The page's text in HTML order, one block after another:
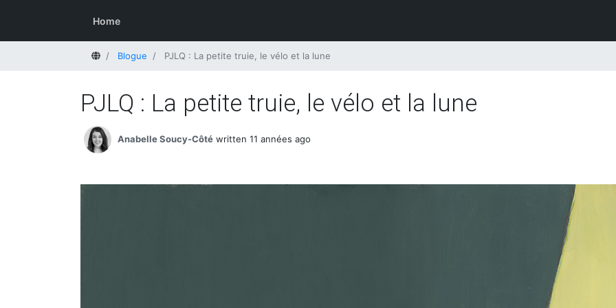
Home
HomeBlogue PJLQ : La petite truie, le vélo et la lune
PJLQ : La petite truie, le vélo et la lune
Anabelle Soucy-Côté written 11 années ago